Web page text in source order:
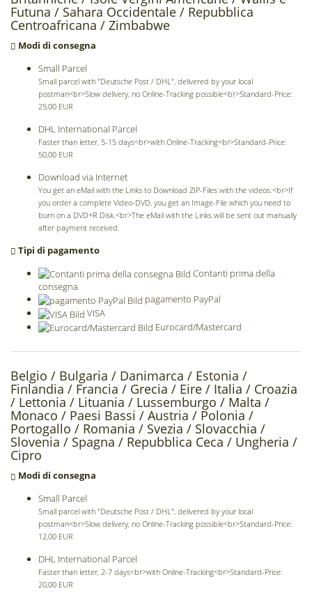
Futuna / Sahara Occidentale / Repubblica
Centroafricana / Zimbabwe
Modi di consegna
Small Parcel
Small parcel with "Deutsche Post / DHL", delivered by your local
postman<br>Slow delivery, no Online-Tracking possible<br>Standard-Price:
25,00 EUR
DHL International Parcel
Faster than letter, 5-15 days<br>with Online-Tracking<br>Standard-Price:
50,00 EUR
Download via Internet
You get an eMail with the Links to Download ZIP-Files with the videos.<br>If
you order a complete Video-DVD, you get an Image-File which you need to
burn on a DVD+R Disk.<br>The eMail with the Links will be sent out manually
after payment received.
Tipi di pagamento
Contanti prima della
consegna
pagamento PayPal
VISA
Eurocard/Mastercard
Belgio / Bulgaria / Danimarca / Estonia /
Finlandia / Francia / Grecia / Eire / Italia / Croazia
/ Lettonia / Lituania / Lussemburgo / Malta /
Monaco / Paesi Bassi / Austria / Polonia /
Portogallo / Romania / Svezia / Slovacchia /
Slovenia / Spagna / Repubblica Ceca / Ungheria /
Cipro
Modi di consegna
Small Parcel
Small parcel with "Deutsche Post / DHL", delivered by your local
postman<br>Slow delivery, no Online-Tracking possible<br>Standard-Price:
12,00 EUR
DHL International Parcel
Faster than letter, 2-7 days<br>with Online-Tracking<br>Standard-Price:
20,00 EUR